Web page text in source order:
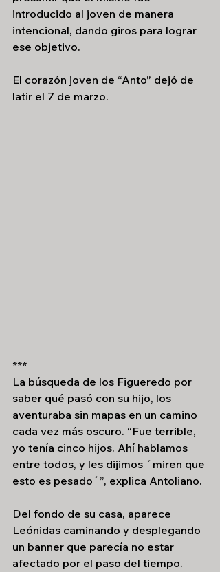
introducido al joven de manera
intencional, dando giros para lograr
ese objetivo.
El corazón joven de “Anto” dejó de
latir el 7 de marzo.
***
La búsqueda de los Figueredo por
saber qué pasó con su hijo, los
aventuraba sin mapas en un camino
cada vez más oscuro. “Fue terrible,
yo tenía cinco hijos. Ahí hablamos
entre todos, y les dijimos ´miren que
esto es pesado´”, explica Antoliano.
Del fondo de su casa, aparece
Leónidas caminando y desplegando
un banner que parecía no estar
afectado por el paso del tiempo.